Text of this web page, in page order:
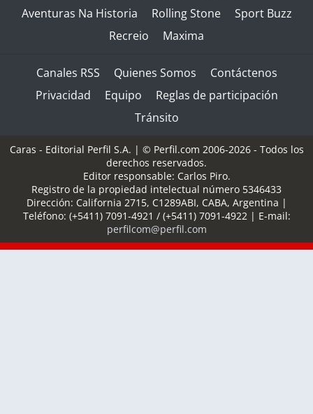
Aventuras Na Historia
Rolling Stone
Sport Buzz
Recreio
Maxima
Canales RSS Quienes Somos
Contáctenos
Privacidad
Equipo
Reglas de participación
Tránsito
Caras - Editorial Perfil S.A. | © Perfil.com 2006-2026 - Todos los
derechos reservados.
Editor responsable: Carlos Piro.
Registro de la propiedad intelectual número 5346433
Dirección: California 2715, C1289ABI, CABA, Argentina |
Teléfono: (+5411) 7091-4921 / (+5411) 7091-4922 | E-mail:
perfilcom@perfil.com